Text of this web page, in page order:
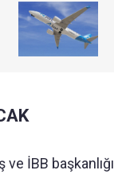
İBB başkanlığı